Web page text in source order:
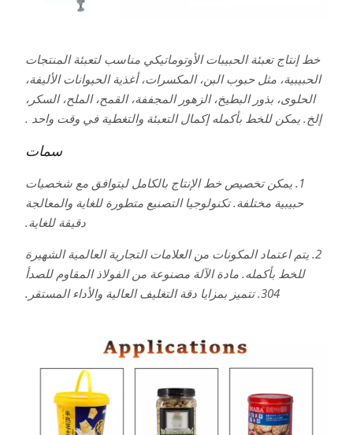
خط إنتاج تعبئة الحبيبات الأوتوماتيكي مناسب لتعبئة المنتجات
الحبيبية، مثل حبوب البن، المكسرات، أغذية الحيوانات الأليفة،
الحلوى، بذور البطيخ، الزهور المجففة، القمح، الملح، السكر،
إلخ. يمكن للخط بأكمله إكمال التعبئة والتغطية في وقت واحد .
سمات
1. يمكن تخصيص خط الإنتاج بالكامل ليتوافق مع شخصيات
حبيبية مختلفة. تكنولوجيا التصنيع متطورة للغاية والمعالجة
دقيقة للغاية.
2. يتم اعتماد المكونات من العلامات التجارية العالمية الشهيرة
للخط بأكمله. مادة الآلة مصنوعة من الفولاذ المقاوم للصدأ
304. تتميز بمزايا دقة التغليف العالية والأداء المستقر.